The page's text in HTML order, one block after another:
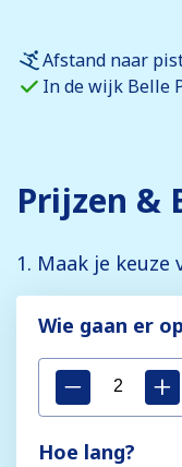
Afstand naar
In de wijk Belle
Prijzen &
1. Maak je
Wie gaan er
Hoe lang?